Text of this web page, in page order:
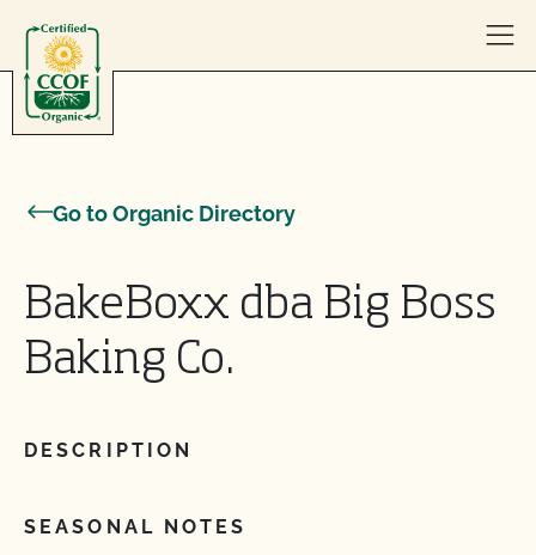
Go to Organic Directory
BakeBoxx dba Big Boss
Baking Co.
DESCRIPTION
SEASONAL NOTES